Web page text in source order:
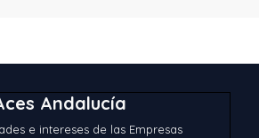
Andalucía
e intereses de las Empresas